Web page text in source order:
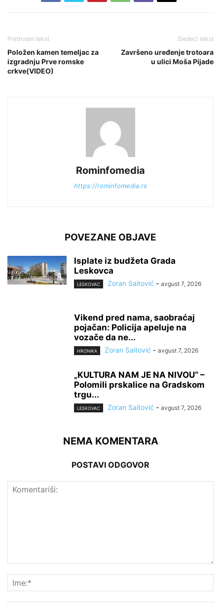
Prethodni tekst
Položen kamen temeljac za
izgradnju Prve romske
crkve(VIDEO)
Sledeći tekst
Završeno uređenje trotoara
u ulici Moša Pijade
Rominfomedia
https://rominfomedia.rs
POVEZANE OBJAVE
Isplate iz budžeta Grada
Leskovca
LESKOVAC Zoran Saitović - avgust 7, 2026
Vikend pred nama, saobraćaj
pojačan: Policija apeluje na
vozače da ne...
HRONIKA Zoran Saitović - avgust 7, 2026
„KULTURA NAM JE NA NIVOU“ –
Polomili prskalice na Gradskom
trgu...
LESKOVAC Zoran Saitović - avgust 7, 2026
NEMA KOMENTARA
POSTAVI ODGOVOR